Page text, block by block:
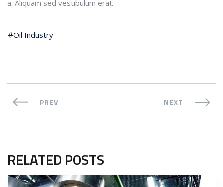
a. Aliquam sed vestibulum erat.
Oil Industry
PREV NEXT
RELATED POSTS